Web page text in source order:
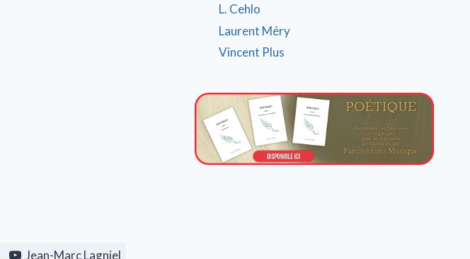
L. Cehlo
Laurent Méry
Vincent Plus
Jean-Marc Lagniel